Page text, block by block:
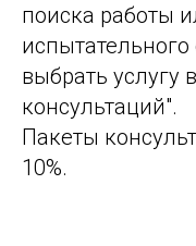
поиска работы
выбрать услугу
консультаций".
Пакеты
10%.